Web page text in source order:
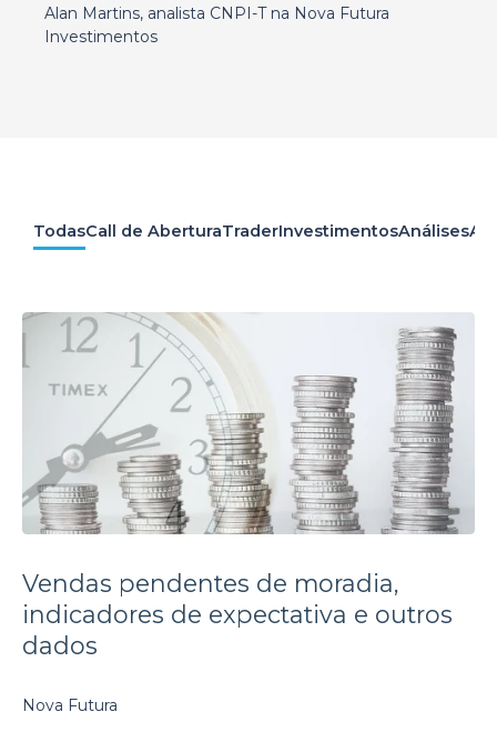
Alan Martins, analista CNPI-T na Nova Futura
Investimentos
TodasCall de AberturaTraderInvestimentosAnálises
Vendas pendentes de moradia,
indicadores de expectativa e outros
dados
Nova Futura